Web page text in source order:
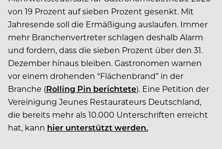
von 19 Prozent auf sieben Prozent gesenkt. Mit
Jahresende soll die Ermäßigung auslaufen. Immer
mehr Branchenvertreter schlagen deshalb Alarm
und fordern, dass die sieben Prozent über den 31.
Dezember hinaus bleiben. Gastronomen warnen
vor einem drohenden “Flächenbrand” in der
Branche (Rolling Pin berichtete). Eine Petition der
Vereinigung Jeunes Restaurateurs Deutschland,
die bereits mehr als 10.000 Unterschriften erreicht
hat, kann hier unterstützt werden.